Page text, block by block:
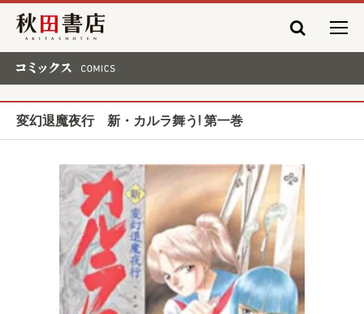
秋田書店
変幻退魔夜行 新・カルラ舞う! 第一巻